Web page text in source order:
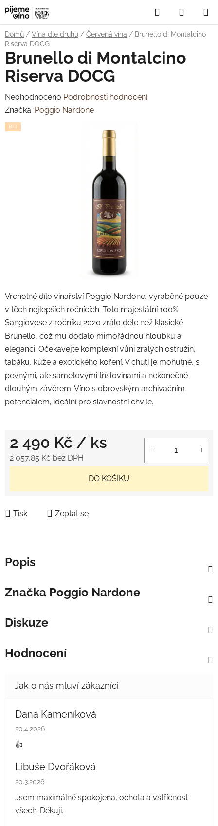
Přejít
na
obsah
Hledat
KOŠÍK
Domů / Vína dle druhu / Červená vína / Brunello di Montalcino
Riserva DOCG
Vrcholné dílo vinařství Poggio Nardone, vyráběné pouze
v těch nejlepších ročnících. Toto majestátní 100%
Sangiovese z ročníku 2020 zrálo déle než klasické
Brunello, což mu dodalo mimořádnou hloubku a
eleganci. Očekávejte komplexní vůni zralých ostružin,
tabáku, kůže a exotického koření. V chuti je mohutné, s
pevnými, ale sametovými tříslovinami a nekonečně
dlouhým závěrem. Víno s obrovským archivačním
potenciálem, ideální pro slavnostní chvíle.
2 490 Kč / ks
2 057,85 Kč bez DPH
DO KOŠÍKU
Tisk Zeptat se
Brunello di Montalcino
Riserva DOCG
Průměrné
hodnocení
produktu
Neohodnoceno Podrobnosti hodnocení
Značka: Poggio Nardone
BIO
Popis
Značka Poggio Nardone
Diskuze
Hodnocení
Dana Kameníková
Hodnocení obchodu je 5 z 5 hvězdiček.
20.4.2026
👍
Libuše Dvořáková
Hodnocení obchodu je 5 z 5 hvězdiček.
20.3.2026
Jsem maximálně spokojena, ochota a vstřícnost
všech. Děkuji.